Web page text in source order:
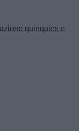
quinquies e